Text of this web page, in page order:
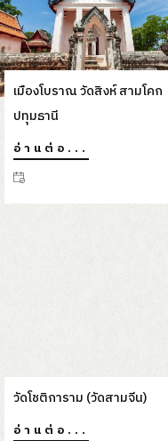
เกร็ดความรู้
บุญรักษาพาเที่ยว
เมืองโบราณ วัดสิงห์ สามโคก
ปทุมธานี
อ่านต่อ...
วัดโชติการาม (วัดสามจีน)
อ่านต่อ...